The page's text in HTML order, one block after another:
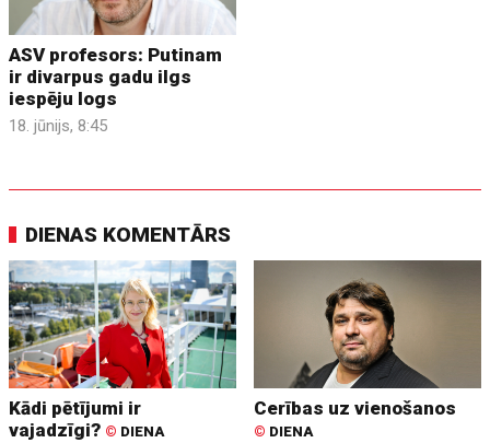
ASV profesors: Putinam
ir divarpus gadu ilgs
iespēju logs
18. jūnijs, 8:45
DIENAS KOMENTĀRS
Kādi pētījumi ir
vajadzīgi? © DIENA
Cerības uz vienošanos
© DIENA